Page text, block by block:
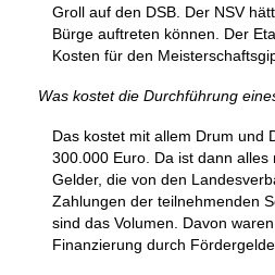
Groll auf den DSB. Der NSV
Bürge auftreten können. Der
Kosten für den
Was kostet die Durchführung
Das kostet mit allem Drum und
300.000 Euro. Da ist dann alles
Gelder, die von den
Zahlungen der teilnehmenden
sind das Volumen. Davon
Finanzierung durch